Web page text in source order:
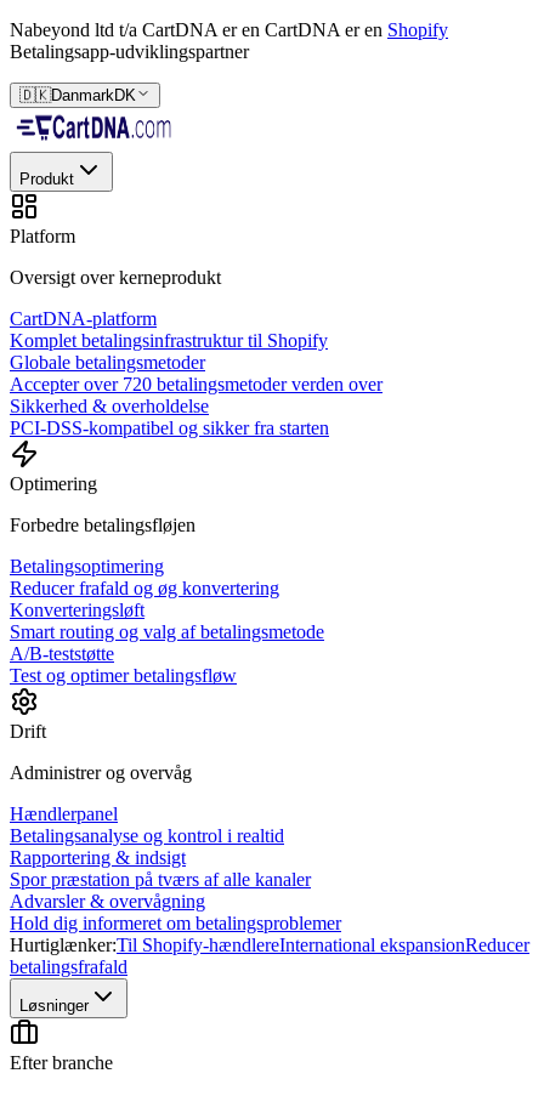
Nabeyond ltd t/a CartDNA er en CartDNA er en Shopify
Betalingsapp-udviklingspartner
🇩🇰DanmarkDK
Produkt
Platform
Oversigt over kerneprodukt
CartDNA-platform
Komplet betalingsinfrastruktur til Shopify
Globale betalingsmetoder
Accepter over 720 betalingsmetoder verden over
Sikkerhed & overholdelse
PCI-DSS-kompatibel og sikker fra starten
Optimering
Forbedre betalingsfløjen
Betalingsoptimering
Reducer frafald og øg konvertering
Konverteringsløft
Smart routing og valg af betalingsmetode
A/B-teststøtte
Test og optimer betalingsfløw
Drift
Administrer og overvåg
Hændlerpanel
Betalingsanalyse og kontrol i realtid
Rapportering & indsigt
Spor præstation på tværs af alle kanaler
Advarsler & overvågning
Hold dig informeret om betalingsproblemer
Hurtiglænker:Til Shopify-hændlereInternational ekspansionReducer
betalingsfrafald
Løsninger
Efter branche